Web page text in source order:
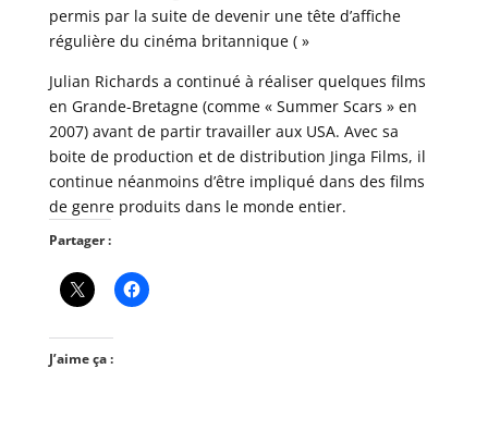
permis par la suite de devenir une tête d’affiche
régulière du cinéma britannique ( »
Julian Richards a continué à réaliser quelques films
en Grande-Bretagne (comme « Summer Scars » en
2007) avant de partir travailler aux USA. Avec sa
boite de production et de distribution Jinga Films, il
continue néanmoins d’être impliqué dans des films
de genre produits dans le monde entier.
Partager :
J’aime ça :